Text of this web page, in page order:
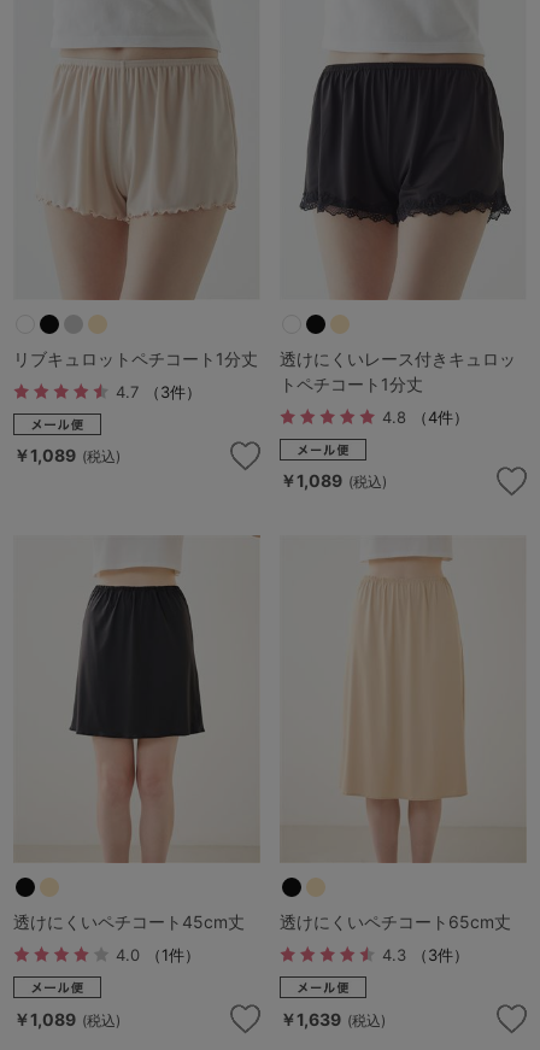
リブキュロットペチコート1分丈
4.7 （3件）
￥1,089 (税込)
透けにくいレース付きキュロッ
トペチコート1分丈
4.8 （4件）
￥1,089 (税込)
透けにくいペチコート45cm丈
4.0 （1件）
￥1,089 (税込)
透けにくいペチコート65cm丈
4.3 （3件）
￥1,639 (税込)